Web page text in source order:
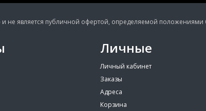
является публичной офертой, определяемой положениями
Личные
Личный кабинет
Заказы
Адреса
Корзина